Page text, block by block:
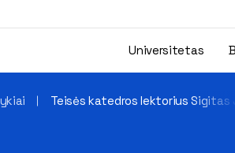
Universitetas
Teisės katedros lektorius